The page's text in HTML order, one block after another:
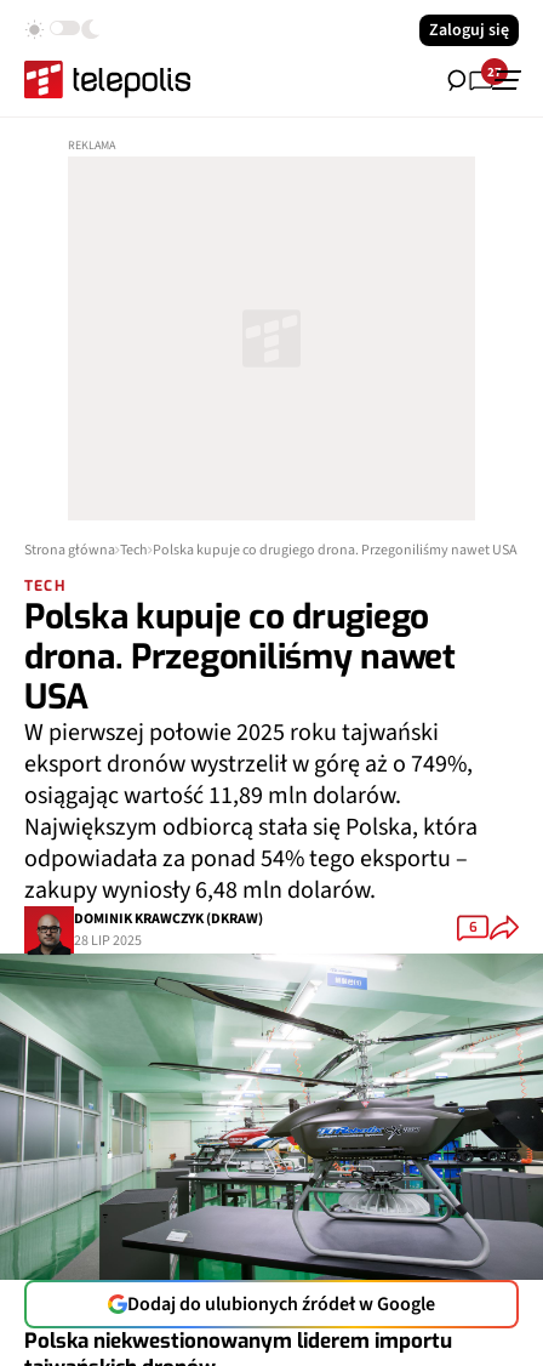
Zaloguj się
27
Strona główna Tech Polska kupuje co drugiego drona. Przegoniliśmy nawet USA
TECH
Polska kupuje co drugiego
drona. Przegoniliśmy nawet
USA
W pierwszej połowie 2025 roku tajwański
eksport dronów wystrzelił w górę aż o 749%,
osiągając wartość 11,89 mln dolarów.
Największym odbiorcą stała się Polska, która
odpowiadała za ponad 54% tego eksportu –
zakupy wyniosły 6,48 mln dolarów.
DOMINIK KRAWCZYK (DKRAW)
28 LIP 2025
6
Dodaj do ulubionych źródeł w Google
Polska niekwestionowanym liderem importu